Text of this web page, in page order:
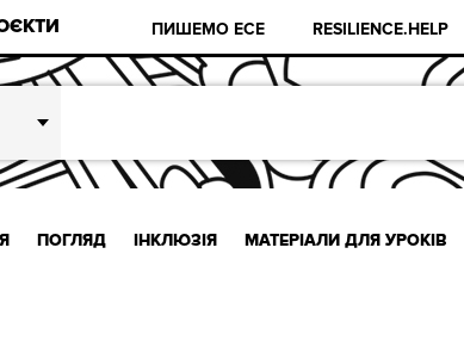
ПИШЕМО ЕСЕ RESILIENCE.HELP
ПОГЛЯД ІНКЛЮЗІЯ МАТЕРІАЛИ ДЛЯ УРОКІВ